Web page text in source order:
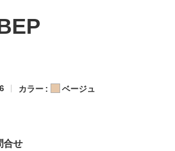
カラー : ベージュ
合せ